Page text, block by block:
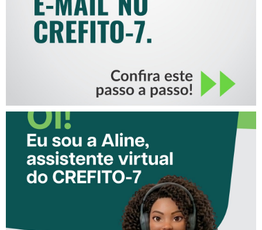
CONHEÇA A ‘ALINE’,
ASSISTENTE VIRTUAL DO
CREFITO-7